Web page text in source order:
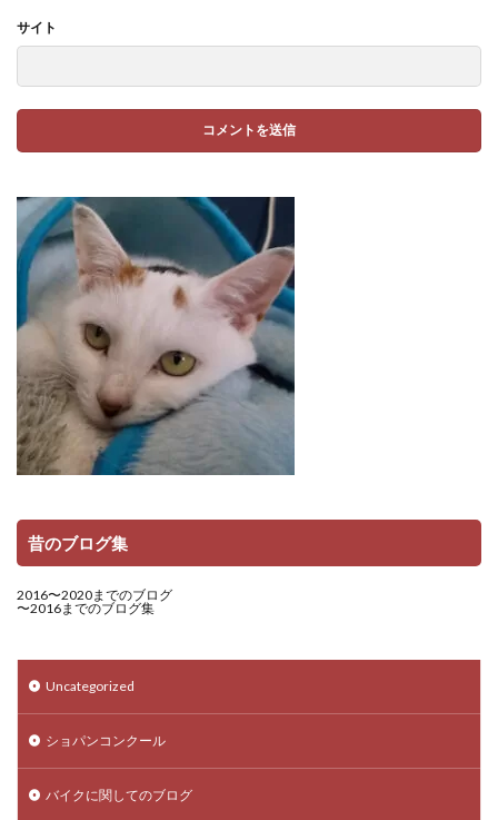
サイト
昔のブログ集
2016〜2020までのブログ
〜2016までのブログ集
Uncategorized
ショパンコンクール
バイクに関してのブログ